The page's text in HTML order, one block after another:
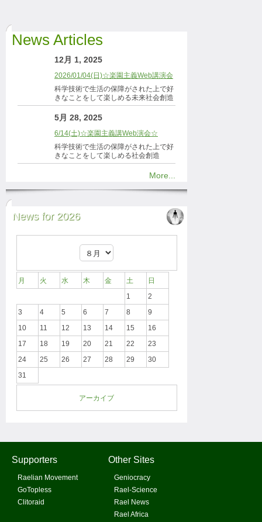
News Articles
12月 1, 2025
2026/01/04(日)☆楽園主義Web講演会
科学技術で生活の保障がされた上で好
きなことをして楽しめる未来社会創造
5月 28, 2025
6/14(土)☆楽園主義講Web演会☆
科学技術で生活の保障がされた上で好
きなことをして楽しめる社会創造
More...
News for 2026
月 火 水 木 金 土
日
1
2
3
4 5 6 7 8
9
10
11 12 13 14 15
16
17
18 19 20 21 22
23
24
25 26 27 28 29
30
31
アーカイブ
Supporters
Raelian Movement
GoTopless
Clitoraid
Other Sites
Geniocracy
Rael-Science
Rael News
Rael Africa